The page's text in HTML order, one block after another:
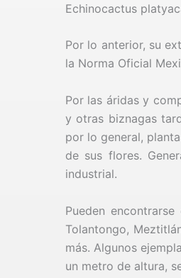
Echinocactus
Por lo anterior, su
la Norma Oficial
Por las áridas y
y otras biznagas
por lo general,
de sus flores.
industrial.
Pueden
Tolantongo,
más. Algunos
un metro de altura,